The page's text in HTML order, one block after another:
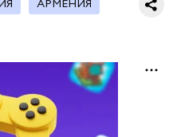
АРМЕНИЯ
человечества часто
которые оказывали
И если часть из этих
безобидны, то